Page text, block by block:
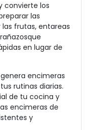
convierte los
las
frutas, entareas
en lugar de
encimeras
rutinas diarias.
de tu cocina y
encimeras de
y